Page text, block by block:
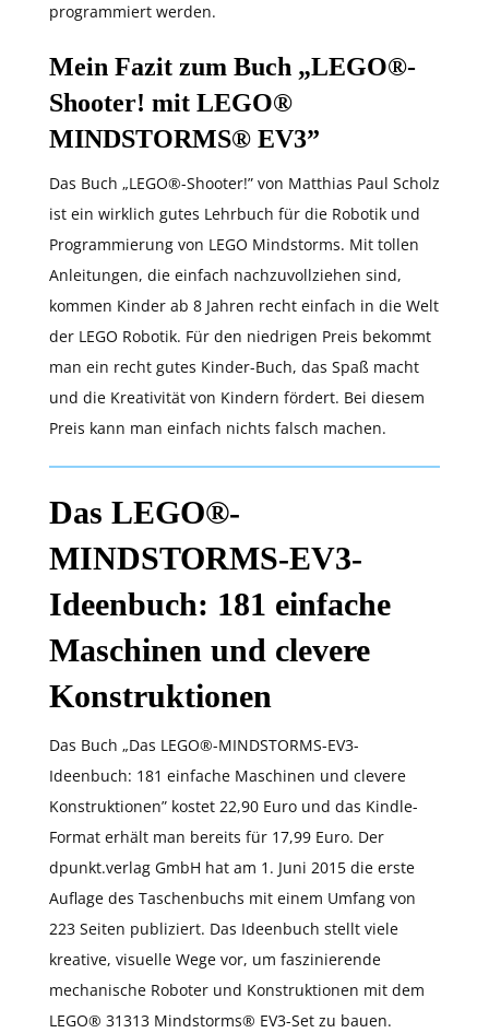
programmiert werden.
Mein Fazit zum Buch „LEGO®-
Shooter! mit LEGO®
MINDSTORMS® EV3”
Das Buch „LEGO®-Shooter!” von Matthias Paul Scholz
ist ein wirklich gutes Lehrbuch für die Robotik und
Programmierung von LEGO Mindstorms. Mit tollen
Anleitungen, die einfach nachzuvollziehen sind,
kommen Kinder ab 8 Jahren recht einfach in die Welt
der LEGO Robotik. Für den niedrigen Preis bekommt
man ein recht gutes Kinder-Buch, das Spaß macht
und die Kreativität von Kindern fördert. Bei diesem
Preis kann man einfach nichts falsch machen.
Das LEGO®-
MINDSTORMS-EV3-
Ideenbuch: 181 einfache
Maschinen und clevere
Konstruktionen
Das Buch „Das LEGO®-MINDSTORMS-EV3-
Ideenbuch: 181 einfache Maschinen und clevere
Konstruktionen” kostet 22,90 Euro und das Kindle-
Format erhält man bereits für 17,99 Euro. Der
dpunkt.verlag GmbH hat am 1. Juni 2015 die erste
Auflage des Taschenbuchs mit einem Umfang von
223 Seiten publiziert. Das Ideenbuch stellt viele
kreative, visuelle Wege vor, um faszinierende
mechanische Roboter und Konstruktionen mit dem
LEGO® 31313 Mindstorms® EV3-Set zu bauen.